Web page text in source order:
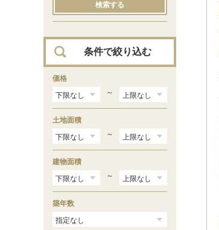
検索する
条件で絞り込む
価格
～
土地面積
～
建物面積
～
築年数